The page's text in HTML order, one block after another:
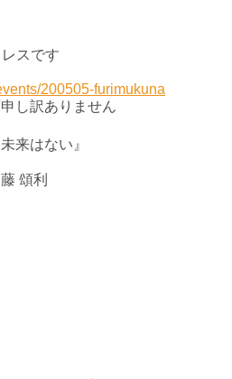
スです
200505-furimukuna
し訳ありません
来はない』
頌利